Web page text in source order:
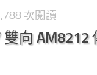
次閱讀
向 AM8212